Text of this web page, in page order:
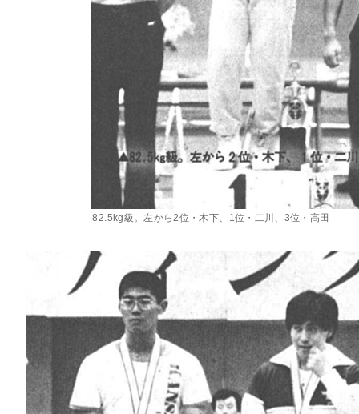
82.5kg級。左から2位・木下、1位・二川、3位・高田